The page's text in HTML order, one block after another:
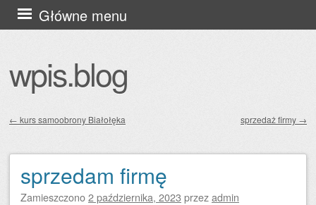
wpis.blog
Główne menu
Przejdź
do
← kurs samoobrony Białołęka sprzedaż firmy →
sprzedam firmę
Zamieszczono2 października, 2023 przezadmin